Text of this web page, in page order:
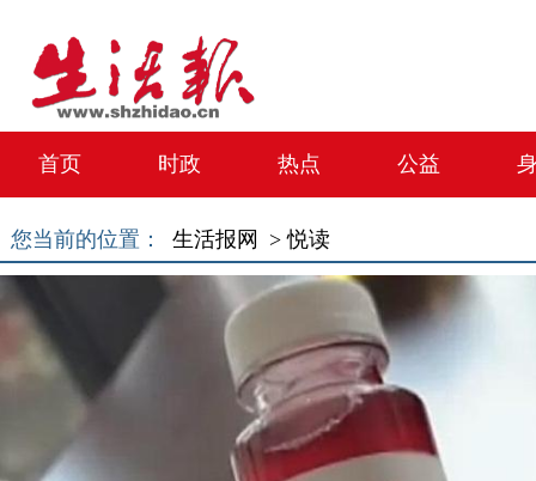
首页 时政 热点 公益
您当前的位置： 生活报网 > 悦读